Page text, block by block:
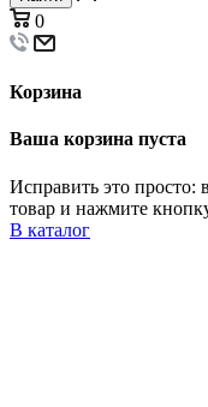
0
Корзина
Ваша корзина пуста
Исправить это просто:
товар и нажмите
В каталог